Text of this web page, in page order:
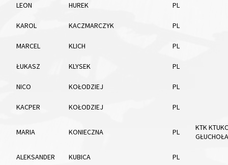
LEON HUREK PL
KAROL KACZMARCZYK PL
MARCEL KLICH PL
ŁUKASZ KLYSEK PL
NICO KOŁODZIEJ PL
KACPER KOŁODZIEJ PL
MARIA KONIECZNA PL
KTK
ALEKSANDER KUBICA PL